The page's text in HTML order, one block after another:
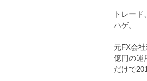
トレー
ハゲ。
元FX会
億円の運
だけで